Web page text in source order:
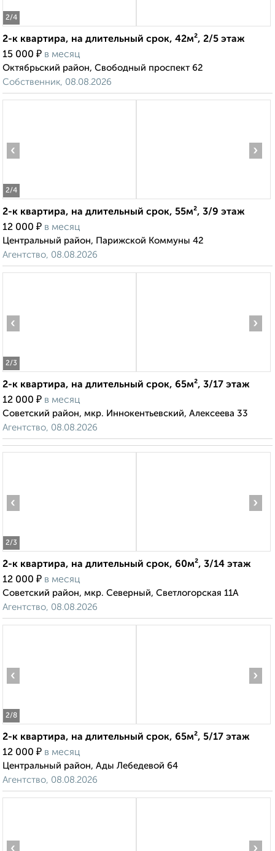
2/4
2-к квартира, на длительный срок, 42м², 2/5 этаж
15 000 ₽ в месяц
Октябрьский район, Свободный проспект 62
Собственник, 08.08.2026
2/4
‹ ›
2-к квартира, на длительный срок, 55м², 3/9 этаж
12 000 ₽ в месяц
Центральный район, Парижской Коммуны 42
Агентство, 08.08.2026
2/3
‹ ›
2-к квартира, на длительный срок, 65м², 3/17 этаж
12 000 ₽ в месяц
Советский район, мкр. Иннокентьевский, Алексеева 33
Агентство, 08.08.2026
2/3
‹ ›
2-к квартира, на длительный срок, 60м², 3/14 этаж
12 000 ₽ в месяц
Советский район, мкр. Северный, Светлогорская 11А
Агентство, 08.08.2026
2/8
‹ ›
2-к квартира, на длительный срок, 65м², 5/17 этаж
12 000 ₽ в месяц
Центральный район, Ады Лебедевой 64
Агентство, 08.08.2026